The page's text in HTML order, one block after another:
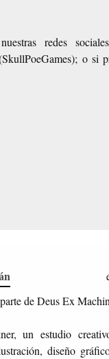
redes
o si
de Deus Ex
un estudio
diseño